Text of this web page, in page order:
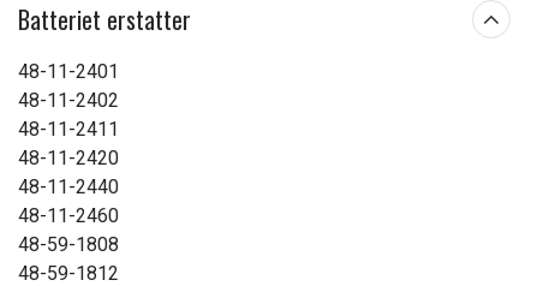
Batteriet erstatter
48-11-2401
48-11-2402
48-11-2411
48-11-2420
48-11-2440
48-11-2460
48-59-1808
48-59-1812